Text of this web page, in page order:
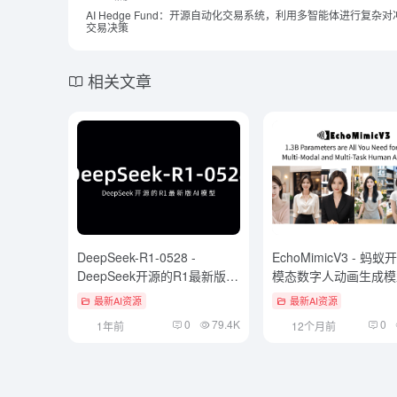
AI Hedge Fund：开源自动化交易系统，利用多智能体进行复杂对
交易决策
相关文章
DeepSeek-R1-0528 -
DeepSeek开源的R1最新版
AI 模型
最新AI资源
1年前 0 79.4K
EchoMimicV3 - 蚂蚁
模态数字人动画生成
最新AI资源
12个月前 0